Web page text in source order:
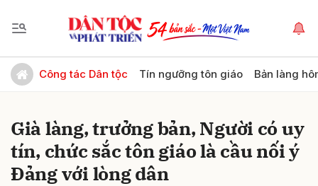
Công tác Dân tộc Tín ngưỡng tôn giáo Bản làng
Già làng, trưởng bản, Người có uy
tín, chức sắc tôn giáo là cầu nối ý
Đảng với lòng dân
Gửi bình luận